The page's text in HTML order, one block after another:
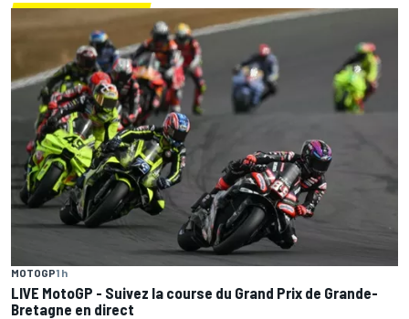
MOTOGP1 h
LIVE MotoGP - Suivez la course du Grand Prix de Grande-
Bretagne en direct